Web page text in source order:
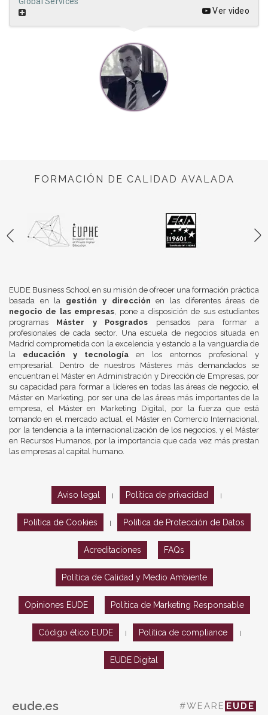
Ver video
FORMACIÓN DE CALIDAD AVALADA
EUDE Business School en su misión de ofrecer una formación práctica
basada en la gestión y dirección en las diferentes áreas de
negocio de las empresas, pone a disposición de sus estudiantes
programas Máster y Posgrados pensados para formar a
profesionales de cada sector. Una escuela de negocios situada en
Madrid comprometida con la excelencia y estando a la vanguardia de
la educación y tecnologíaen los entornos profesional y
empresarial. Dentro de nuestros Másteres más demandados se
encuentran el Máster en Administración y Dirección de Empresas, por
su capacidad para formar a líderes en todas las áreas de negocio, el
Máster en Marketing, por ser una de las áreas más importantes de la
empresa, el Máster en Marketing Digital, por la fuerza que está
tomando en el mercado actual, el Máster en Comercio Internacional,
por la tendencia a la internacionalización de los negocios, y el Máster
en Recursos Humanos, por la importancia que cada vez más prestan
las empresas al capital humano.
Aviso legal Política de privacidad
Política de Cookies Política de Protección de Datos
Acreditaciones FAQs
Política de Calidad y Medio Ambiente
Opiniones EUDE Política de Marketing Responsable
Código ético EUDE Política de compliance
EUDE Digital
eude.es #WEARE EUDE